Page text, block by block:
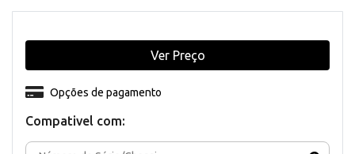
Compativel com:
Opções de pagamento
Ver Preço